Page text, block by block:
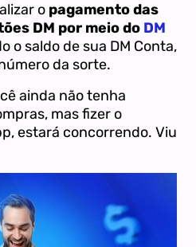
o pagamento das
DM por meio do DM
o saldo de sua DM Conta,
da sorte.
ainda não tenha
mas fizer o
estará concorrendo. Viu